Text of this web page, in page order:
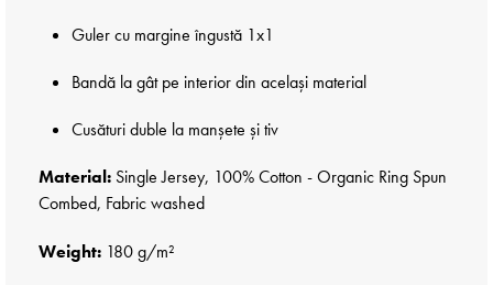
Guler cu margine îngustă 1x1
Bandă la gât pe interior din același material
Cusături duble la manșete și tiv
Material: Single Jersey, 100% Cotton - Organic Ring Spun
Combed, Fabric washed
Weight: 180 g/m²